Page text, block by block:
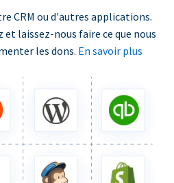
CRM ou d'autres applications.
et laissez-nous faire ce que nous
les dons. En savoir plus